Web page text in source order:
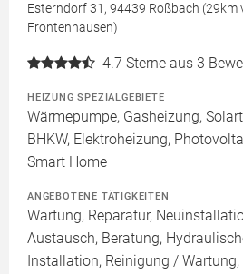
Esterndorf 31, 94439 Roßbach (29km
Frontenhausen)
4.7 Sterne aus 3
HEIZUNG SPEZIALGEBIETE
Wärmepumpe, Gasheizung,
BHKW, Elektroheizung,
Smart Home
ANGEBOTENE TÄTIGKEITEN
Wartung, Reparatur,
Austausch, Beratung,
Installation, Reinigung /